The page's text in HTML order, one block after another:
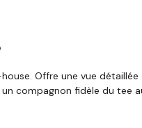
Offre une vue
compagnon fidèle du tee